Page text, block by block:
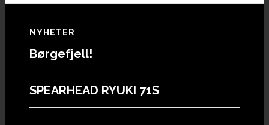
Footer
NYHETER
Børgefjell!
SPEARHEAD RYUKI 71S